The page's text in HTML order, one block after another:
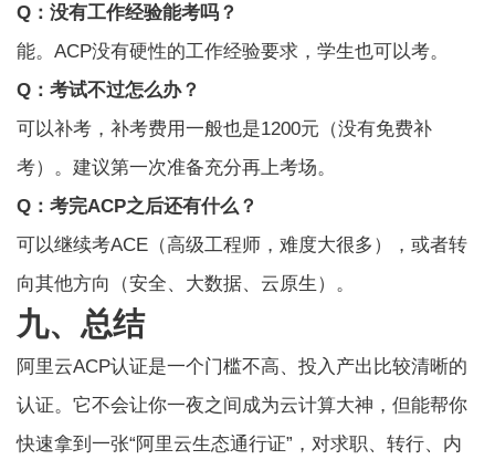
Q：没有工作经验能考吗？
能。ACP没有硬性的工作经验要求，学生也可以考。
Q：考试不过怎么办？
可以补考，补考费用一般也是1200元（没有免费补
考）。建议第一次准备充分再上考场。
Q：考完ACP之后还有什么？
可以继续考ACE（高级工程师，难度大很多），或者转
向其他方向（安全、大数据、云原生）。
九、总结
阿里云ACP认证是一个门槛不高、投入产出比较清晰的
认证。它不会让你一夜之间成为云计算大神，但能帮你
快速拿到一张“阿里云生态通行证”，对求职、转行、内